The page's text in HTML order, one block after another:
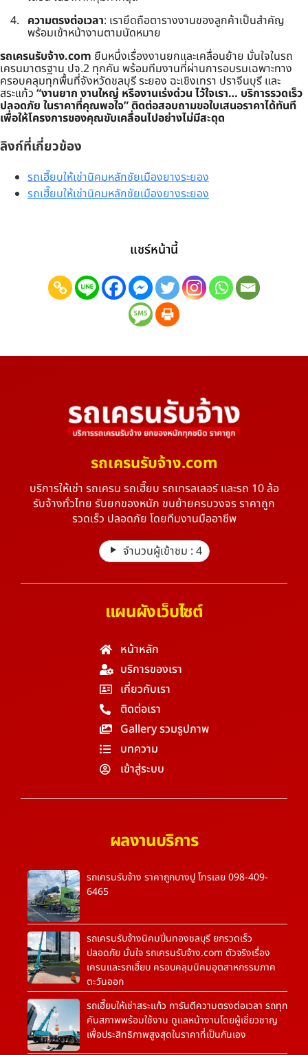
ความตรงต่อเวลา: เรายึดถือตารางงานของลูกค้าเป็นสำคัญ
พร้อมเข้าหน้างานตามนัดหมาย
รถเครนรับจ้าง.com ยืนหนึ่งเรื่องงานยกและเคลื่อนย้าย มั่นใจในรถ
เครนมาตรฐาน ปจ.2 ทุกคัน พร้อมทีมงานที่ผ่านการอบรมเฉพาะทาง
ครอบคลุมทุกพื้นที่จังหวัดชลบุรี ระยอง ฉะเชิงเทรา ปราจีนบุรี และ
สระแก้ว “งานยาก งานใหญ่ หรืองานเร่งด่วน ไว้ใจเรา… บริการรวดเร็ว
ปลอดภัย ในราคาที่คุณพอใจ”ติดต่อสอบถามขอใบเสนอราคาได้ทันที
เพื่อให้โครงการของคุณขับเคลื่อนไปอย่างไม่มีสะดุด
ลิงก์ที่เกี่ยวข้อง
รถเฮี๊ยบให้เช่านิคมหลักชัยเมืองยางระยอง
รถเฮี๊ยบให้เช่านิคมหลักชัยเมืองยางระยอง
แชร์หน้านี้
รถเครนรับจ้าง.com
บริการให้เช่า รถเครน รถเฮี๊ยบ รถเทรลเลอร์ และรถ 10 ล้อ
รับจ้างทั่วไทย รับยกของหนัก ขนย้ายครบวงจร ราคาถูก
รวดเร็ว ปลอดภัย โดยทีมงานมืออาชีพ
จำนวนผู้เข้าชม : 4
แผนผังเว็บไซต์
หน้าหลัก
บริการของเรา
เกี่ยวกับเรา
ติดต่อเรา
Gallery รวมรูปภาพ
บทความ
เข้าสู่ระบบ
ผลงานบริการ
รถเครนรับจ้าง ราคาถูกบางปู โทรเลย 098-409-
6465
รถเครนรับจ้างนิคมปิ่นทองชลบุรี ยกรวดเร็ว
ปลอดภัย มั่นใจ รถเครนรับจ้าง.com ตัวจริงเรื่อง
เครนและรถเฮี๊ยบ ครอบคลุมนิคมอุตสาหกรรมภาค
ตะวันออก
รถเฮี๊ยบให้เช่าสระแก้ว การันตีความตรงต่อเวลา รถทุก
คันสภาพพร้อมใช้งาน ดูแลหน้างานโดยผู้เชี่ยวชาญ
เพื่อประสิทธิภาพสูงสุดในราคาที่เป็นกันเอง